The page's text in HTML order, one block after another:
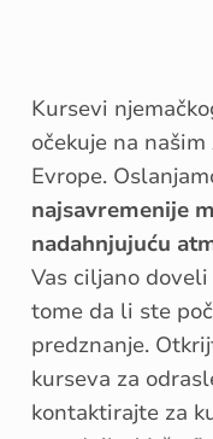
Kursevi
očekuje na
Evrope.
najsavremenije
nadahnjujuću
Vas ciljano
tome da li ste
predznanje.
kurseva za
kontaktirajte za